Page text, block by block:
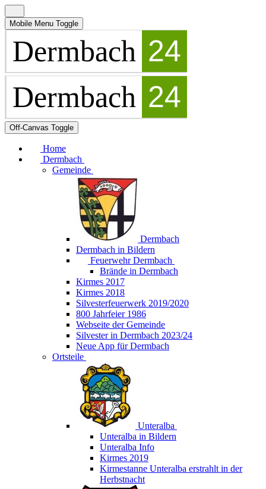
Mobile Menu Toggle
Off-Canvas Toggle
Home
Dermbach
Gemeinde
Dermbach
Dermbach in Bildern
Feuerwehr Dermbach
Brände in Dermbach
Kirmes 2017
Kirmes 2018
Silvesterfeuerwerk 2019/2020
800 Jahrfeier 1986
Webseite der Gemeinde
Silvester in Dermbach 2023/24
Neue App für Dermbach
Ortsteile
Unteralba
Unteralba in Bildern
Unteralba Info
Kirmes 2019
Kirmestanne Unteralba erstrahlt in der
Herbstnacht